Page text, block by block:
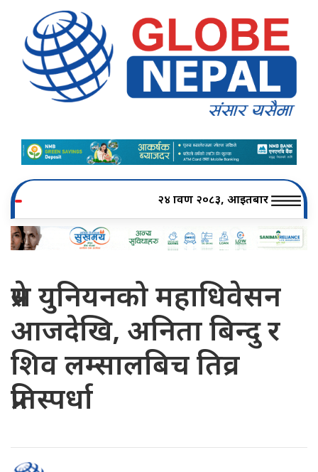
२४ श्रावण २०८३, आइतबार
प्रेस युनियनको महाधिवेसन
आजदेखि, अनिता बिन्दु र
शिव लम्सालबिच तिव्र
प्रतिस्पर्धा